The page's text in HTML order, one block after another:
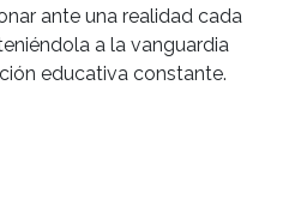
ante una realidad cada
a la vanguardia
educativa constante.